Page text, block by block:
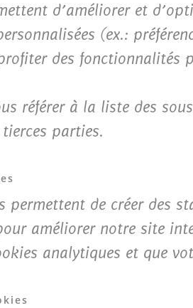
d’améliorer et
(ex.:
des fonctionnalités
référer à la liste des
parties.
permettent de créer des
améliorer notre site
analytiques et que